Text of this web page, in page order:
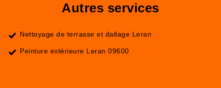
Autres services
Nettoyage de terrasse et dallage Leran
Peinture extérieure Leran 09600